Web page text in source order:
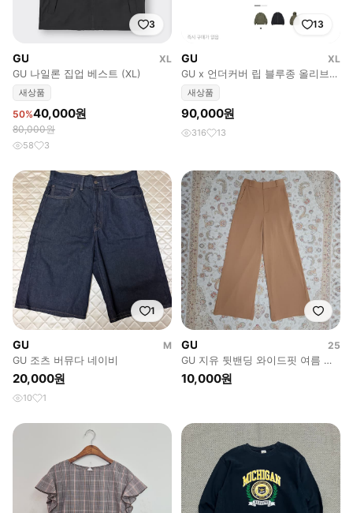
3
GU
XL
GU 나일론 집업 베스트 (XL)
새상품
50%40,000원
80,000원
58 3
13
GU
XL
GU x 언더커버 립 블루종 올리브
XL
새상품
90,000원
316 13
1
GU
M
GU 조츠 버뮤다 네이비
20,000원
10 1
GU
25
GU 지유 뒷밴딩 와이드핏 여름 슬
랙스 팬츠 S
10,000원